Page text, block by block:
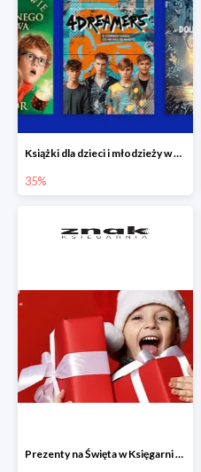
Książki dla dzieci i młodzieży w Księgarni Znak do -35%
35%
Prezenty na Święta w Księgarni Znak -50%